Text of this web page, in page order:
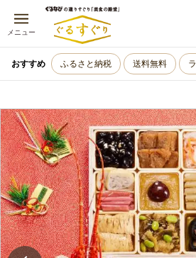
メニュー
おすすめ ふるさと納税 送料無料